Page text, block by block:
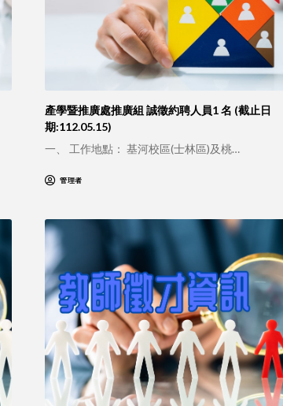
產學暨推廣處推廣組 誠徵約聘人員1 名 (截止日
期:112.05.15)
一、 工作地點： 基河校區(士林區)及桃…
管理者